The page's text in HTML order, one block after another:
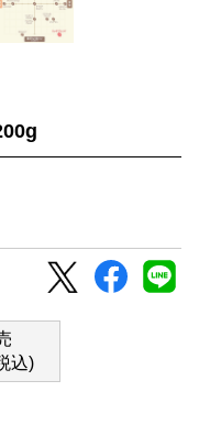
込)